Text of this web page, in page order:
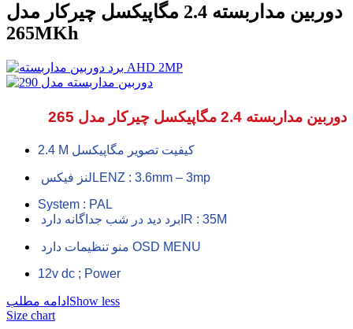
دوربین مداربسته 2.4 مگاپیکسل چیرکار مدل
265MKh
دوربین مداربسته 2.4 مگاپیکسل چیرکار مدل 265
2.4 M کیفیت تصویر مگاپیکسل
لنز فیکسLENZ : 3.6mm – 3mp
System : PAL
برد دید در شب جداگانه داردIR : 35M
منو تنظیمات دارد OSD MENU
12v dc ; Power
ادامه مطلب Show less
Size chart